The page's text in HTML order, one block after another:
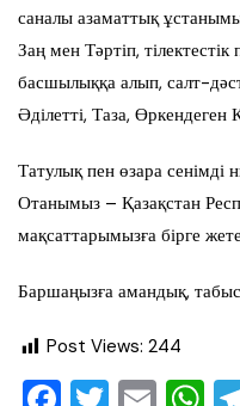
саналы азаматтық
Заң мен Тәртіп,
басшылыққа алып, салт-
Әділетті, Таза,
Татулық пен өзара сенімді
Отанымыз – Қазақстан
мақсаттарымызға бірге
Баршаңызға амандық, табыс
Post Views: 244